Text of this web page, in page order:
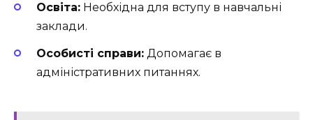
Освіта: Необхідна для вступу в навчальні
заклади.
Особисті справи: Допомагає в
адміністративних питаннях.